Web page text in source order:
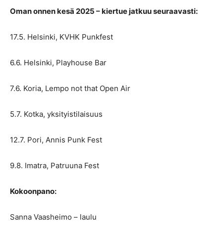
Oman onnen kesä 2025 – kiertue jatkuu seuraavasti:
17.5. Helsinki, KVHK Punkfest
6.6. Helsinki, Playhouse Bar
7.6. Koria, Lempo not that Open Air
5.7. Kotka, yksityistilaisuus
12.7. Pori, Annis Punk Fest
9.8. Imatra, Patruuna Fest
Kokoonpano:
Sanna Vaasheimo – laulu